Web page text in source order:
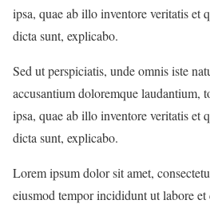
ipsa, quae ab illo inventore veritatis et
dicta sunt, explicabo.
Sed ut perspiciatis, unde omnis iste
accusantium doloremque laudantium,
ipsa, quae ab illo inventore veritatis et
dicta sunt, explicabo.
Lorem ipsum dolor sit amet,
eiusmod tempor incididunt ut labore